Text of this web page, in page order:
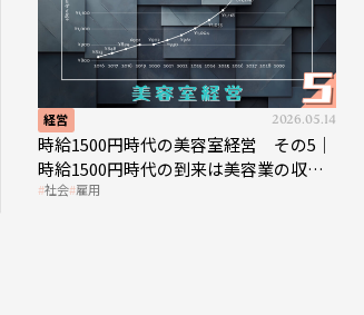
経営 2026.05.14
時給1500円時代の美容室経営 その5｜
時給1500円時代の到来は美容業の収益
構造を見直す契機
社会 雇用